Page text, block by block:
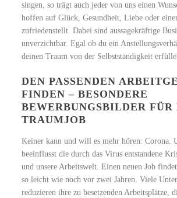
singen, so trägt auch jeder von uns einen
hoffen auf Glück, Gesundheit, Liebe oder
zufriedenstellt. Dabei sind aussagekräftige
unverzichtbar. Egal ob du ein
deinen Traum von der Selbstständigkeit
DEN PASSENDEN
FINDEN – BESONDERE
BEWERBUNGSBILDER FÜR
TRAUMJOB
Keiner kann und will es mehr hören: Corona.
beeinflusst die durch das Virus entstandene
und unsere Arbeitswelt. Einen neuen Job
so leicht wie noch vor zwei Jahren. Viele
reduzieren ihre zu besetzenden Arbeitsplätze,